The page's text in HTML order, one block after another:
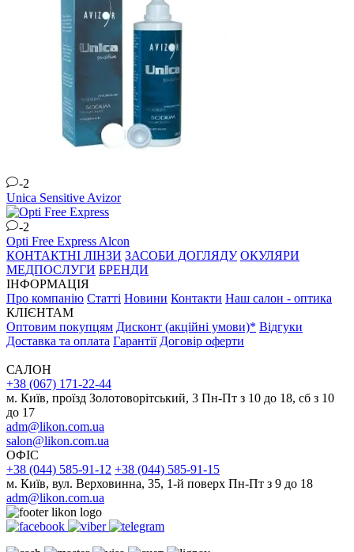
-2
Unica Sensitive Avizor
-2
Opti Free Express Alcon
КОНТАКТНІ ЛІНЗИ ЗАСОБИ ДОГЛЯДУ ОКУЛЯРИ
МЕДПОСЛУГИ БРЕНДИ
ІНФОРМАЦІЯ
Про компанію Статті Новини Контакти Наш салон - оптика
КЛІЄНТАМ
Оптовим покупцям Дисконт (акційні умови)* Відгуки
Доставка та оплата Гарантії Договір оферти
САЛОН
+38 (067) 171-22-44
м. Київ, проїзд Золотоворітський, 3 Пн-Пт з 10 до 18, сб з 10
до 17
adm@likon.com.ua
salon@likon.com.ua
ОФІС
+38 (044) 585-91-12 +38 (044) 585-91-15
м. Київ, вул. Верховинна, 35, 1-й поверх Пн-Пт з 9 до 18
adm@likon.com.ua